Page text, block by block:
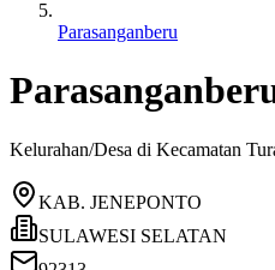
Parasanganberu
Kelurahan/Desa di Kecamatan
KAB. JENEPONTO
SULAWESI SELATAN